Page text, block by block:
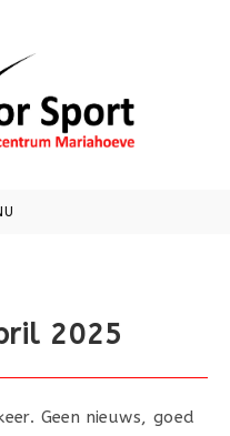
2025
Geen nieuws, goed